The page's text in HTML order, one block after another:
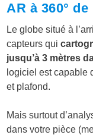
AR à 360° de
Le globe situé à
capteurs qui
jusqu’à 3 mètres
logiciel est capable
et plafond.
Mais surtout
dans votre pièce